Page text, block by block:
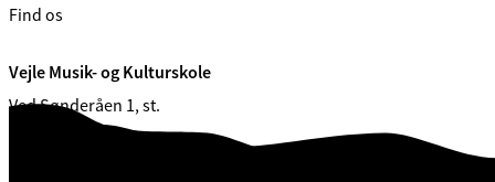
Find os
Vejle Musik- og Kulturskole
Ved Sønderåen 1, st.
CVR. 29189900 (EAN: 5798006361571)